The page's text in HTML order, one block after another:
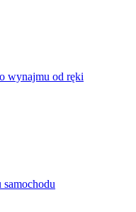
wynajmu od ręki